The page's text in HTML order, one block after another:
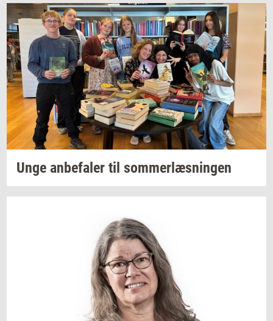
Unge an­be­fa­ler til som­mer­læs­nin­gen